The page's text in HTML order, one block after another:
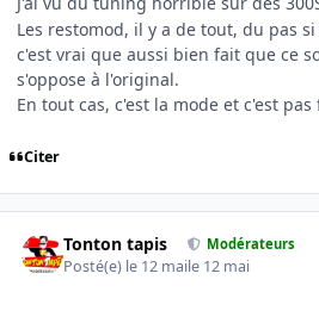
Les restomod, il y a de tout, du pas
c'est vrai que aussi bien fait que ce
s'oppose à l'original.
En tout cas, c'est la mode et c'est pas
Citer
Tonton tapis Modérateurs
Posté(e) le 12 maile 12 mai